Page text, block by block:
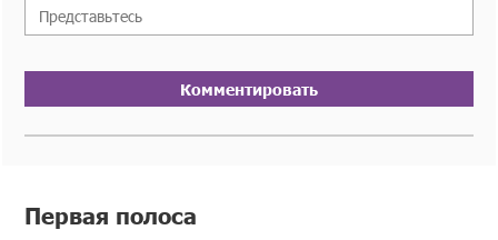
Комментировать
Первая полоса